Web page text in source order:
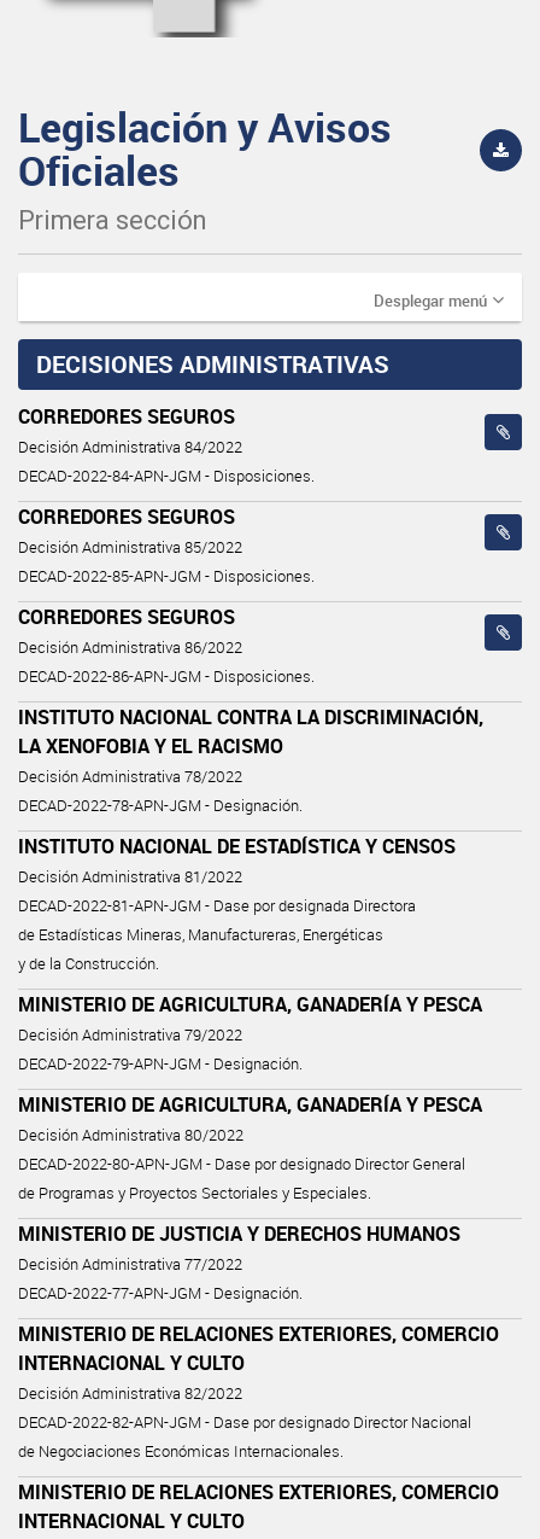
Legislación y Avisos
Oficiales
Primera sección
Desplegar menú
DECISIONES ADMINISTRATIVAS
CORREDORES SEGUROS
Decisión Administrativa 84/2022
DECAD-2022-84-APN-JGM - Disposiciones.
CORREDORES SEGUROS
Decisión Administrativa 85/2022
DECAD-2022-85-APN-JGM - Disposiciones.
CORREDORES SEGUROS
Decisión Administrativa 86/2022
DECAD-2022-86-APN-JGM - Disposiciones.
INSTITUTO NACIONAL CONTRA LA DISCRIMINACIÓN,
LA XENOFOBIA Y EL RACISMO
Decisión Administrativa 78/2022
DECAD-2022-78-APN-JGM - Designación.
INSTITUTO NACIONAL DE ESTADÍSTICA Y CENSOS
Decisión Administrativa 81/2022
DECAD-2022-81-APN-JGM - Dase por designada Directora
de Estadísticas Mineras, Manufactureras, Energéticas
y de la Construcción.
MINISTERIO DE AGRICULTURA, GANADERÍA Y PESCA
Decisión Administrativa 79/2022
DECAD-2022-79-APN-JGM - Designación.
MINISTERIO DE AGRICULTURA, GANADERÍA Y PESCA
Decisión Administrativa 80/2022
DECAD-2022-80-APN-JGM - Dase por designado Director General
de Programas y Proyectos Sectoriales y Especiales.
MINISTERIO DE JUSTICIA Y DERECHOS HUMANOS
Decisión Administrativa 77/2022
DECAD-2022-77-APN-JGM - Designación.
MINISTERIO DE RELACIONES EXTERIORES, COMERCIO
INTERNACIONAL Y CULTO
Decisión Administrativa 82/2022
DECAD-2022-82-APN-JGM - Dase por designado Director Nacional
de Negociaciones Económicas Internacionales.
MINISTERIO DE RELACIONES EXTERIORES, COMERCIO
INTERNACIONAL Y CULTO